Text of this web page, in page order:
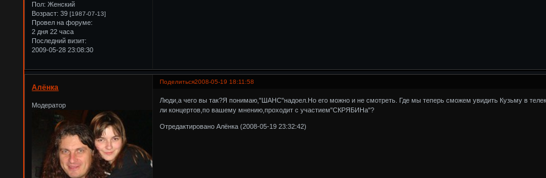
Пол: Женский
Возраст: 39[1987-07-13]
Провел на форуме:
2 дня 22 часа
Последний визит:
2009-05-28 23:08:30
Поделиться2008-05-19 18:11:58
Алёнка
Модератор
Люди,а чего вы так?Я понимаю,"ШАНС"надоел.Но его можно и не смотреть. Где мы теперь сможем увидить Кузьму в
ли концертов,по вашему мнению,проходит с участием"СКРЯБИНа"?
Отредактировано Алёнка (2008-05-19 23:32:42)